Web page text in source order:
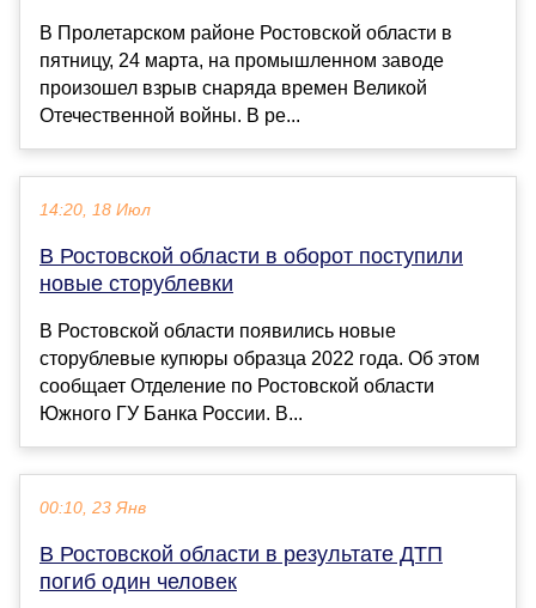
В Пролетарском районе Ростовской области в
пятницу, 24 марта, на промышленном заводе
произошел взрыв снаряда времен Великой
Отечественной войны. В ре...
14:20, 18 Июл
В Ростовской области в оборот поступили
новые сторублевки
В Ростовской области появились новые
сторублевые купюры образца 2022 года. Об этом
сообщает Отделение по Ростовской области
Южного ГУ Банка России. В...
00:10, 23 Янв
В Ростовской области в результате ДТП
погиб один человек